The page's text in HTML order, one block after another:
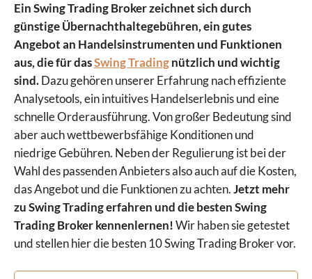
Ein Swing Trading Broker zeichnet sich durch
günstige Übernachthaltegebühren, ein gutes
Angebot an Handelsinstrumenten und Funktionen
aus, die für dasSwing Tradingnützlich und wichtig
sind.Dazu gehören unserer Erfahrung nach effiziente
Analysetools, ein intuitives Handelserlebnis und eine
schnelle Orderausführung. Von großer Bedeutung sind
aber auch wettbewerbsfähige Konditionen und
niedrige Gebühren. Neben der Regulierung ist bei der
Wahl des passenden Anbieters also auch auf die Kosten,
das Angebot und die Funktionen zu achten.Jetzt mehr
zu Swing Trading erfahren und die besten Swing
Trading Broker kennenlernen!Wir haben sie getestet
und stellen hier die besten 10 Swing Trading Broker vor.